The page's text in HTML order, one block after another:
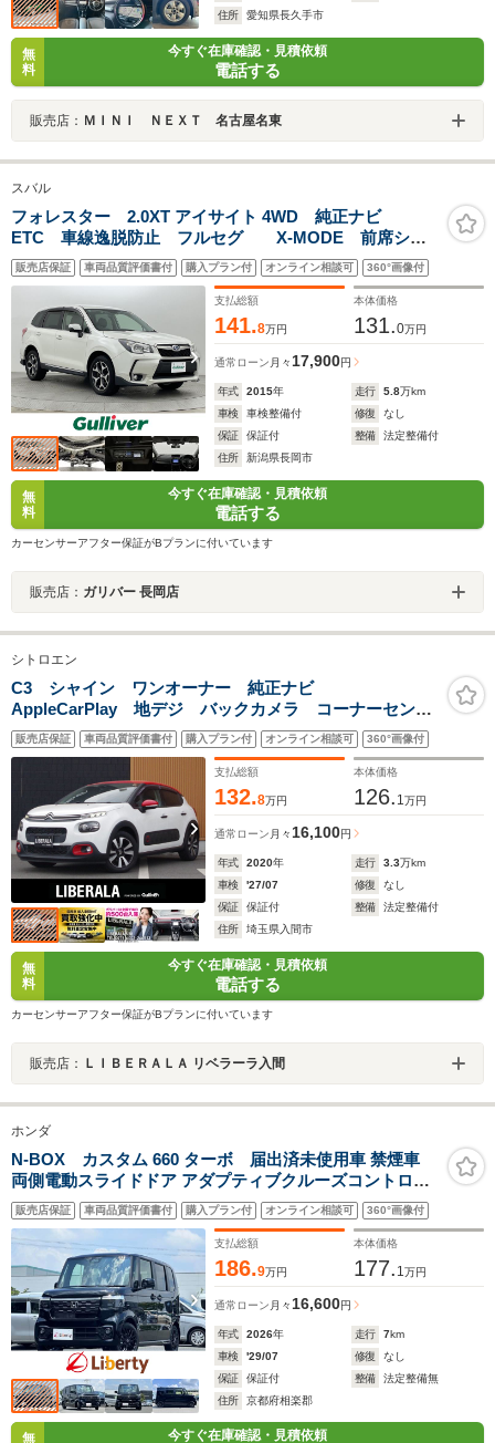
住所
愛知県長久手市
無
料
今すぐ在庫確認・見積依頼
電話する
販売店： ＭＩＮＩ ＮＥＸＴ 名古屋名東
スバル
フォレスター 2.0XT アイサイト 4WD 純正ナビ
ETC 車線逸脱防止 フルセグ X-MODE 前席シー
トヒーター レーダークルーズコントロール
Bluetooth バックカメラ 衝突軽減ブレーキ
販売店保証 車両品質評価書付 購入プラン付 オンライン相談可 360°画像付
支払総額
141.8万円
本体価格
131.0万円
通常ローン 月々 17,900円
年式 2015年 走行 5.8万km
車検
車検整備付 修復
なし
保証
保証付 整備
法定整備付
住所
新潟県長岡市
無
料
今すぐ在庫確認・見積依頼
電話する
カーセンサーアフター保証がBプランに付いています
販売店： ガリバー 長岡店
シトロエン
C3 シャイン ワンオーナー 純正ナビ
AppleCarPlay 地デジ バックカメラ コーナーセンサ
ー ドライブレコーダー HIDヘッドライト クルーズコ
ントロール 純正16インチアルミホイール ETC オー
トライト レーンキープA!!
販売店保証 車両品質評価書付 購入プラン付 オンライン相談可 360°画像付
支払総額
132.8万円
本体価格
126. 1 万円
通常ローン 月々 16,100円
年式 2020年 走行 3.3万km
車検
'27/07 修復
なし
保証
保証付 整備
法定整備付
住所
埼玉県入間市
無
料
今すぐ在庫確認・見積依頼
電話する
カーセンサーアフター保証がBプランに付いています
販売店： ＬＩＢＥＲＡＬＡ リベラーラ入間
ホンダ
N-BOX カスタム 660 ターボ 届出済未使用車 禁煙車
両側電動スライドドア アダプティブクルーズコントロー
ル 衝突被害軽減ブレーキ LEDヘッドライト 純正アルミホ
イール 電動パーキングブレーキ オートブレーキホールド
シートヒーター
販売店保証 車両品質評価書付 購入プラン付 オンライン相談可 360°画像付
支払総額
186.9万円
本体価格
177. 1 万円
通常ローン 月々 16,600円
年式 2026年 走行 7km
車検
'29/07 修復
なし
保証
保証付 整備
法定整備無
住所
京都府相楽郡
無
今すぐ在庫確認・見積依頼